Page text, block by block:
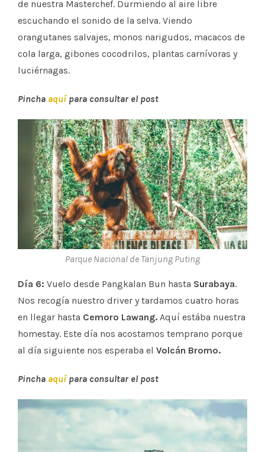
de nuestra Masterchef. Durmiendo al aire libre
escuchando el sonido de la selva. Viendo
orangutanes salvajes, monos narigudos, macacos de
cola larga, gibones cocodrilos, plantas carnívoras y
luciérnagas.
Pincha aquípara consultar el post
Parque Nacional de Tanjung Puting
Día 6: Vuelo desde Pangkalan Bun hasta Surabaya.
Nos recogía nuestro driver y tardamos cuatro horas
en llegar hasta Cemoro Lawang. Aquí estába nuestra
homestay. Este día nos acostamos temprano porque
al día siguiente nos esperaba el Volcán Bromo.
Pincha aquípara consultar el post